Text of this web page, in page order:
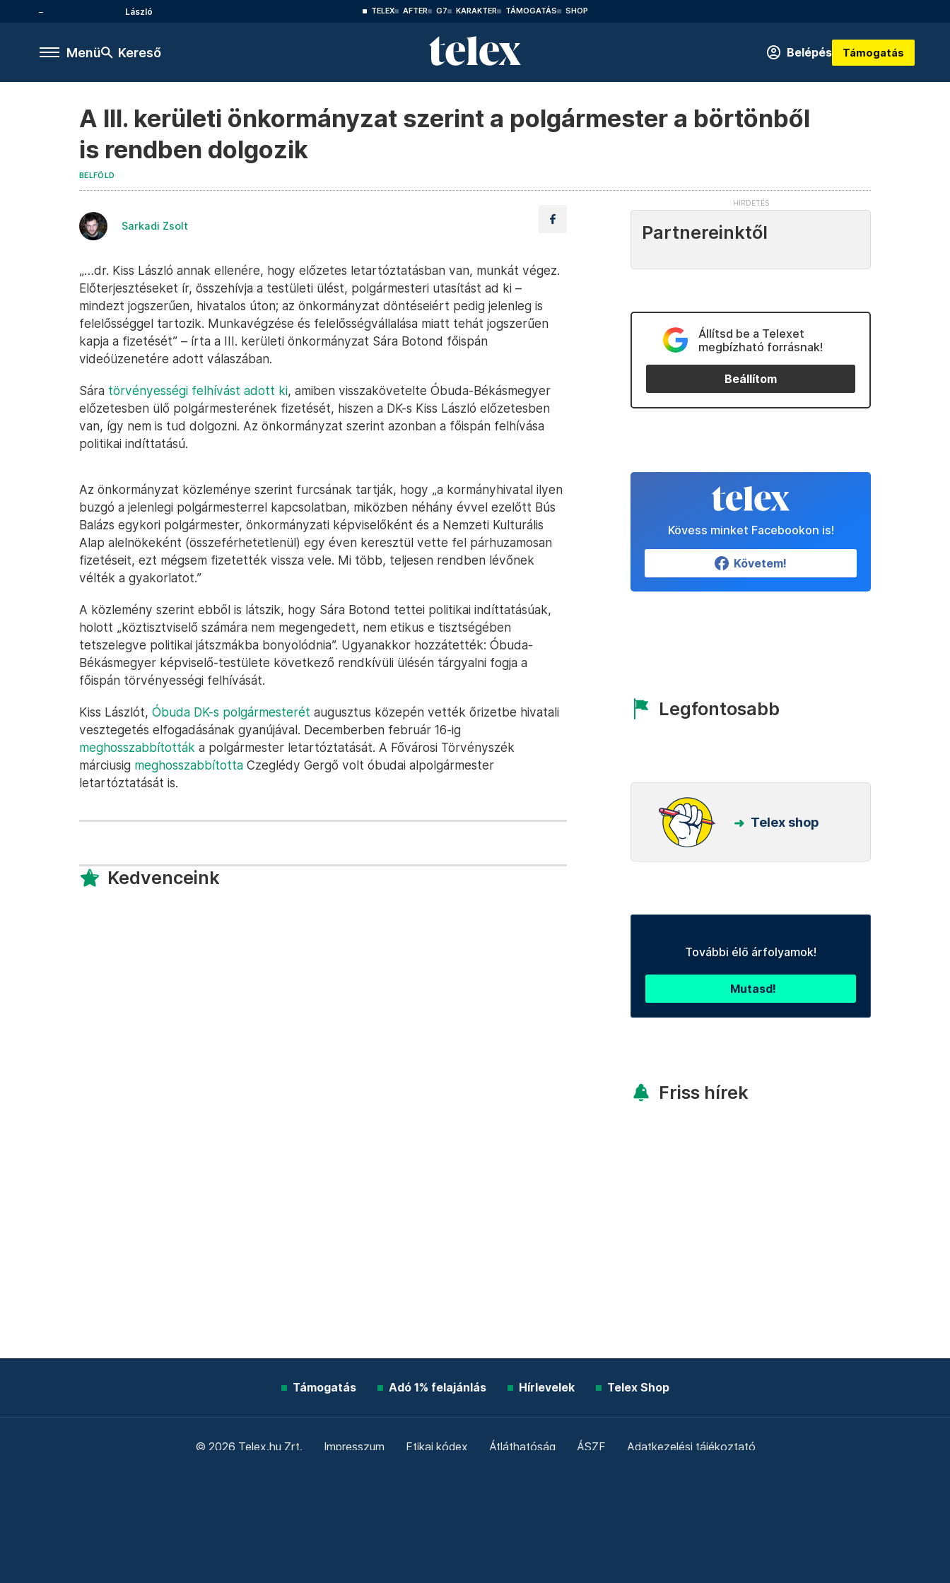
László TELEX AFTER G7 KARAKTER TÁMOGATÁS SHOP
Menü Kereső Belépés Támogatás
A III. kerületi önkormányzat szerint a polgármester a börtönből
is rendben dolgozik
BELFÖLD
Sarkadi Zsolt
„…dr. Kiss László annak ellenére, hogy előzetes letartóztatásban van, munkát végez.
Előterjesztéseket ír, összehívja a testületi ülést, polgármesteri utasítást ad ki –
mindezt jogszerűen, hivatalos úton; az önkormányzat döntéseiért pedig jelenleg is
felelősséggel tartozik. Munkavégzése és felelősségvállalása miatt tehát jogszerűen
kapja a fizetését” – írta a III. kerületi önkormányzat Sára Botond főispán
videóüzenetére adott válaszában.
Sára törvényességi felhívást adott ki, amiben visszakövetelte Óbuda-Békásmegyer
előzetesben ülő polgármesterének fizetését, hiszen a DK-s Kiss László előzetesben
van, így nem is tud dolgozni. Az önkormányzat szerint azonban a főispán felhívása
politikai indíttatású.
Az önkormányzat közleménye szerint furcsának tartják, hogy „a kormányhivatal ilyen
buzgó a jelenlegi polgármesterrel kapcsolatban, miközben néhány évvel ezelőtt Bús
Balázs egykori polgármester, önkormányzati képviselőként és a Nemzeti Kulturális
Alap alelnökeként (összeférhetetlenül) egy éven keresztül vette fel párhuzamosan
fizetéseit, ezt mégsem fizetették vissza vele. Mi több, teljesen rendben lévőnek
vélték a gyakorlatot.”
A közlemény szerint ebből is látszik, hogy Sára Botond tettei politikai indíttatásúak,
holott „köztisztviselő számára nem megengedett, nem etikus e tisztségében
tetszelegve politikai játszmákba bonyolódnia”. Ugyanakkor hozzátették: Óbuda-
Békásmegyer képviselő-testülete következő rendkívüli ülésén tárgyalni fogja a
főispán törvényességi felhívását.
Kiss Lászlót, Óbuda DK-s polgármesterét augusztus közepén vették őrizetbe hivatali
vesztegetés elfogadásának gyanújával. Decemberben február 16-ig
meghosszabbították a polgármester letartóztatását. A Fővárosi Törvényszék
márciusig meghosszabbította Czeglédy Gergő volt óbudai alpolgármester
letartóztatását is.
Kedvenceink
Partnereinktől
Állítsd be a Telexet
megbízható forrásnak!
Beállítom
Kövess minket Facebookon is!
Követem!
Legfontosabb
Telex shop
További élő árfolyamok!
Mutasd!
Friss hírek
Támogatás Adó 1% felajánlás Hírlevelek Telex Shop
© 2026 Telex.hu Zrt. Impresszum Etikai kódex Átláthatóság ÁSZF Adatkezelési tájékoztató